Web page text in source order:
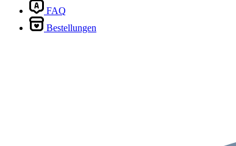
FAQ
Bestellungen